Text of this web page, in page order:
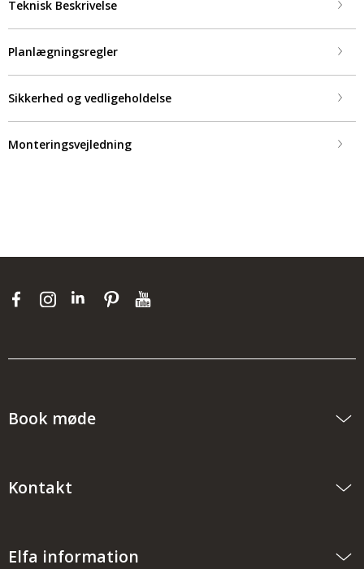
Teknisk Beskrivelse
Planlægningsregler
Sikkerhed og vedligeholdelse
Monteringsvejledning
Book møde
Kontakt
Elfa information